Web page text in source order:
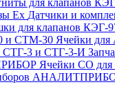
Ex Датчики и
для клапанов КЭГ-
и СТМ-30 Ячейки
СТГ-3 и СТГ-3-И
Ячейки CO